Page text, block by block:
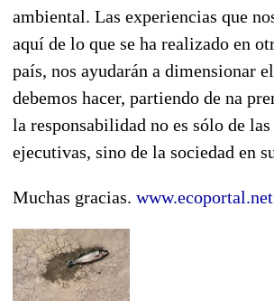
ambiental. Las experiencias que
aquí de lo que se ha realizado en
país, nos ayudarán a dimensionar
debemos hacer, partiendo de na
la responsabilidad no es sólo de
ejecutivas, sino de la sociedad en
Muchas gracias. www.ecoportal.net